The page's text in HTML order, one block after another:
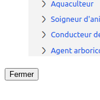
Fermer